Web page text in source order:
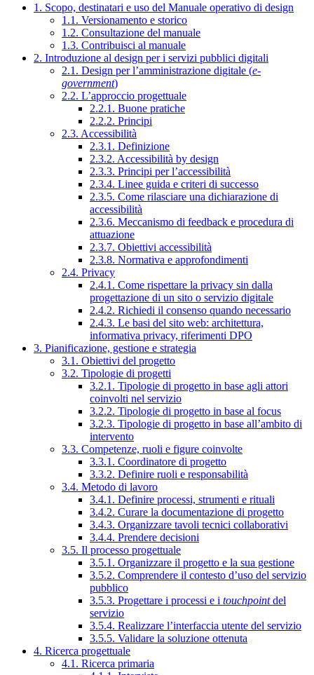
1. Scopo, destinatari e uso del Manuale operativo di design
1.1. Versionamento e storico
1.2. Consultazione del manuale
1.3. Contribuisci al manuale
2. Introduzione al design per i servizi pubblici digitali
2.1. Design per l’amministrazione digitale (e-
government)
2.2. L’approccio progettuale
2.2.1. Buone pratiche
2.2.2. Principi
2.3. Accessibilità
2.3.1. Definizione
2.3.2. Accessibilità by design
2.3.3. Principi per l’accessibilità
2.3.4. Linee guida e criteri di successo
2.3.5. Come rilasciare una dichiarazione di
accessibilità
2.3.6. Meccanismo di feedback e procedura di
attuazione
2.3.7. Obiettivi accessibilità
2.3.8. Normativa e approfondimenti
2.4. Privacy
2.4.1. Come rispettare la privacy sin dalla
progettazione di un sito o servizio digitale
2.4.2. Richiedi il consenso quando necessario
2.4.3. Le basi del sito web: architettura,
informativa privacy, riferimenti DPO
3. Pianificazione, gestione e strategia
3.1. Obiettivi del progetto
3.2. Tipologie di progetti
3.2.1. Tipologie di progetto in base agli attori
coinvolti nel servizio
3.2.2. Tipologie di progetto in base al focus
3.2.3. Tipologie di progetto in base all’ambito di
intervento
3.3. Competenze, ruoli e figure coinvolte
3.3.1. Coordinatore di progetto
3.3.2. Definire ruoli e responsabilità
3.4. Metodo di lavoro
3.4.1. Definire processi, strumenti e rituali
3.4.2. Curare la documentazione di progetto
3.4.3. Organizzare tavoli tecnici collaborativi
3.4.4. Prendere decisioni
3.5. Il processo progettuale
3.5.1. Organizzare il progetto e la sua gestione
3.5.2. Comprendere il contesto d’uso del servizio
pubblico
3.5.3. Progettare i processi e i touchpointdel
servizio
3.5.4. Realizzare l’interfaccia utente del servizio
3.5.5. Validare la soluzione ottenuta
4. Ricerca progettuale
4.1. Ricerca primaria